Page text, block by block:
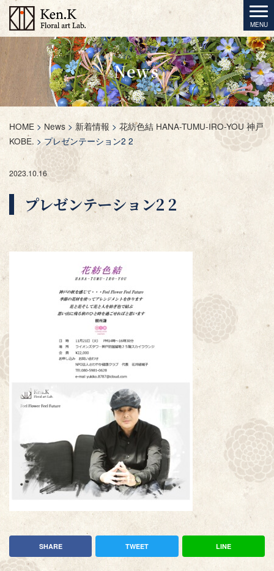
News
HOME > News > 新着情報 > 花紡色結 HANA-TUMU-IRO-YOU 神戸
KOBE. >プレゼンテーション2 2
2023.10.16
プレゼンテーション2 2
SHARE TWEET LINE